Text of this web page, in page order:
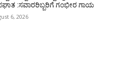
:ಸವಾರರಿಬ್ಬರಿಗೆ ಗಂಭೀರ ಗಾಯ
6, 2026